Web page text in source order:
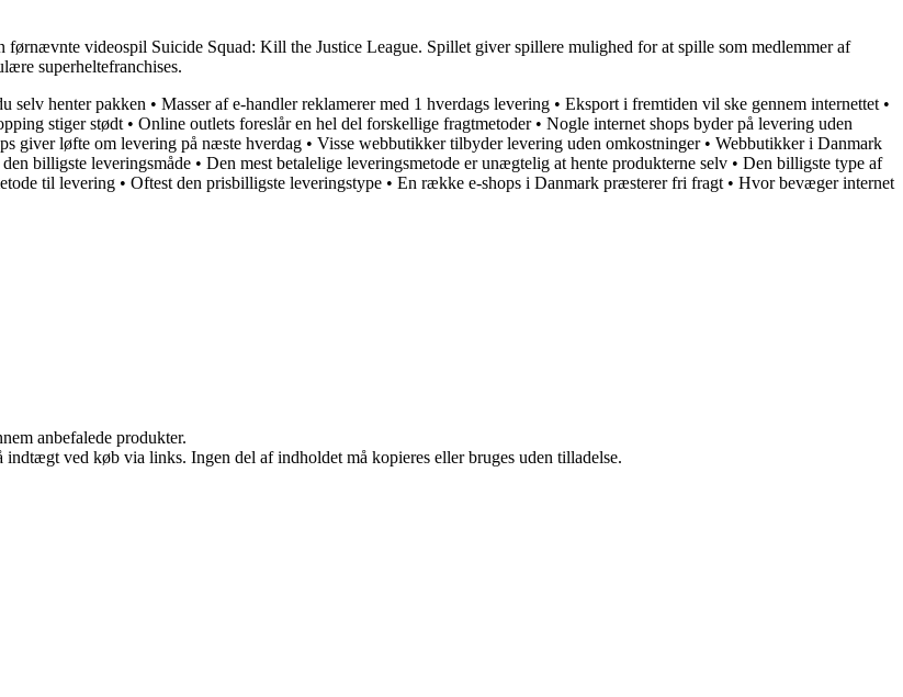
videospil Suicide Squad: Kill the Justice League. Spillet giver spillere mulighed for at spille som medlemmer af
superheltefranchises.
selv henter pakken • Masser af e-handler reklamerer med 1 hverdags levering • Eksport i fremtiden vil ske gennem internettet •
stiger stødt • Online outlets foreslår en hel del forskellige fragtmetoder• Nogle internet shops byder på levering uden
giver løfte om levering på næste hverdag • Visse webbutikker tilbyder levering uden omkostninger• Webbutikker i Danmark
billigste leveringsmåde • Den mest betalelige leveringsmetode er unægtelig at hente produkterne selv • Den billigste type af
til levering • Oftest den prisbilligste leveringstype • En række e-shops i Danmark præsterer fri fragt • Hvor bevæger internet
anbefalede produkter.
ved køb via links. Ingen del af indholdet må kopieres eller bruges uden tilladelse.